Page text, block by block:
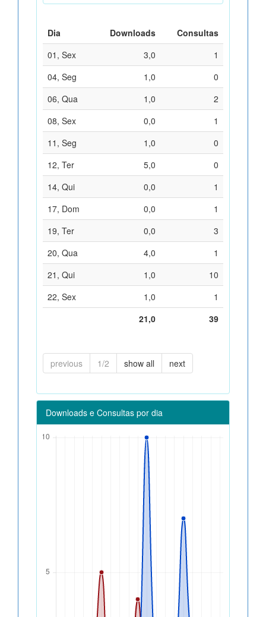
Dia Downloads
Consultas
01, Sex
3,0
1
04, Seg
1,0
0
06, Qua
1,0
2
08, Sex
0,0
1
11, Seg
1,0
0
12, Ter
5,0
0
14, Qui
0,0
1
17, Dom
0,0
1
19, Ter
0,0
3
20, Qua
4,0
1
21, Qui
1,0
10
22, Sex
1,0
1
21,0
39
previous 1/2 show all next
Downloads e Consultas por dia